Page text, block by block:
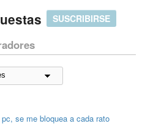
SUSCRIBIRSE
se me bloquea a cada rato